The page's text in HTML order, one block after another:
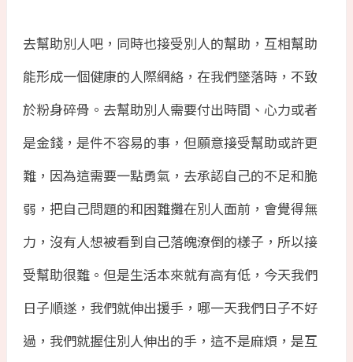
去幫助別人吧，同時也接受別人的幫助，互相幫助
能形成一個健康的人際網絡，在我們墜落時，不致
於粉身碎骨。去幫助別人需要付出時間、心力或者
是金錢，是件不容易的事，但願意接受幫助或許更
難，因為這需要一點勇氣，去承認自己的不足和脆
弱，把自己問題的和困難攤在別人面前，會覺得無
力，沒有人想被看到自己落魄潦倒的樣子，所以接
受幫助很難。但是生活本來就有高有低，今天我們
日子順遂，我們就伸出援手，哪一天我們日子不好
過，我們就握住別人伸出的手，這不是麻煩，是互